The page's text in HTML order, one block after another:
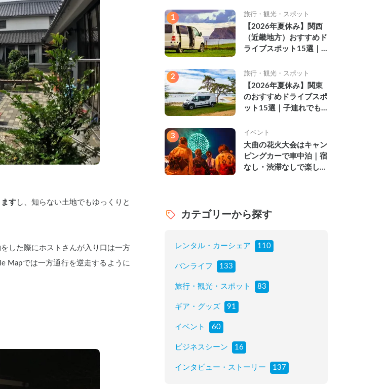
す し、知らない土地でもゆっくりと
した際にホストさんが入り口は一方
Mapでは一方通行を逆走するように
1 旅行・観光・スポット
【2026年夏休み】関西
（近畿地方）おすすめド
ライブスポット15選｜
名所を紹介
2 旅行・観光・スポット
【2026年夏休み】関東
のおすすめドライブスポ
ット15選｜子連れでも
ルメ・温泉を徹底解説
3 イベント
大曲の花火大会はキャン
ピングカーで車中泊｜宿
なし・渋滞なしで楽しむ
カテゴリーから探す
レンタル・カーシェア 110
バンライフ 133
旅行・観光・スポット 83
ギア・グッズ 91
イベント 60
ビジネスシーン 16
インタビュー・ストーリー 137